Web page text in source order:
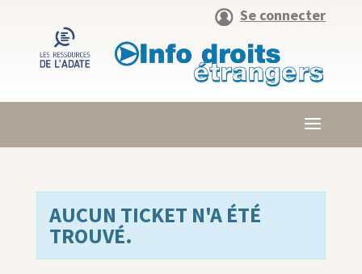
Se connecter
AUCUN TICKET N'A ÉTÉ
TROUVÉ.